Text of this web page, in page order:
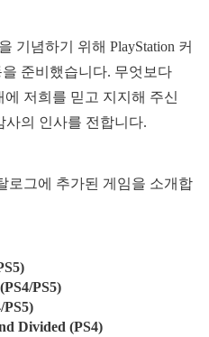
기념하기 위해 PlayStation 커
준비했습니다. 무엇보다
에 저희를 믿고 지지해 주신
사의 인사를 전합니다.
로그에 추가된 게임을 소개합
PS5)
Divided (PS4)